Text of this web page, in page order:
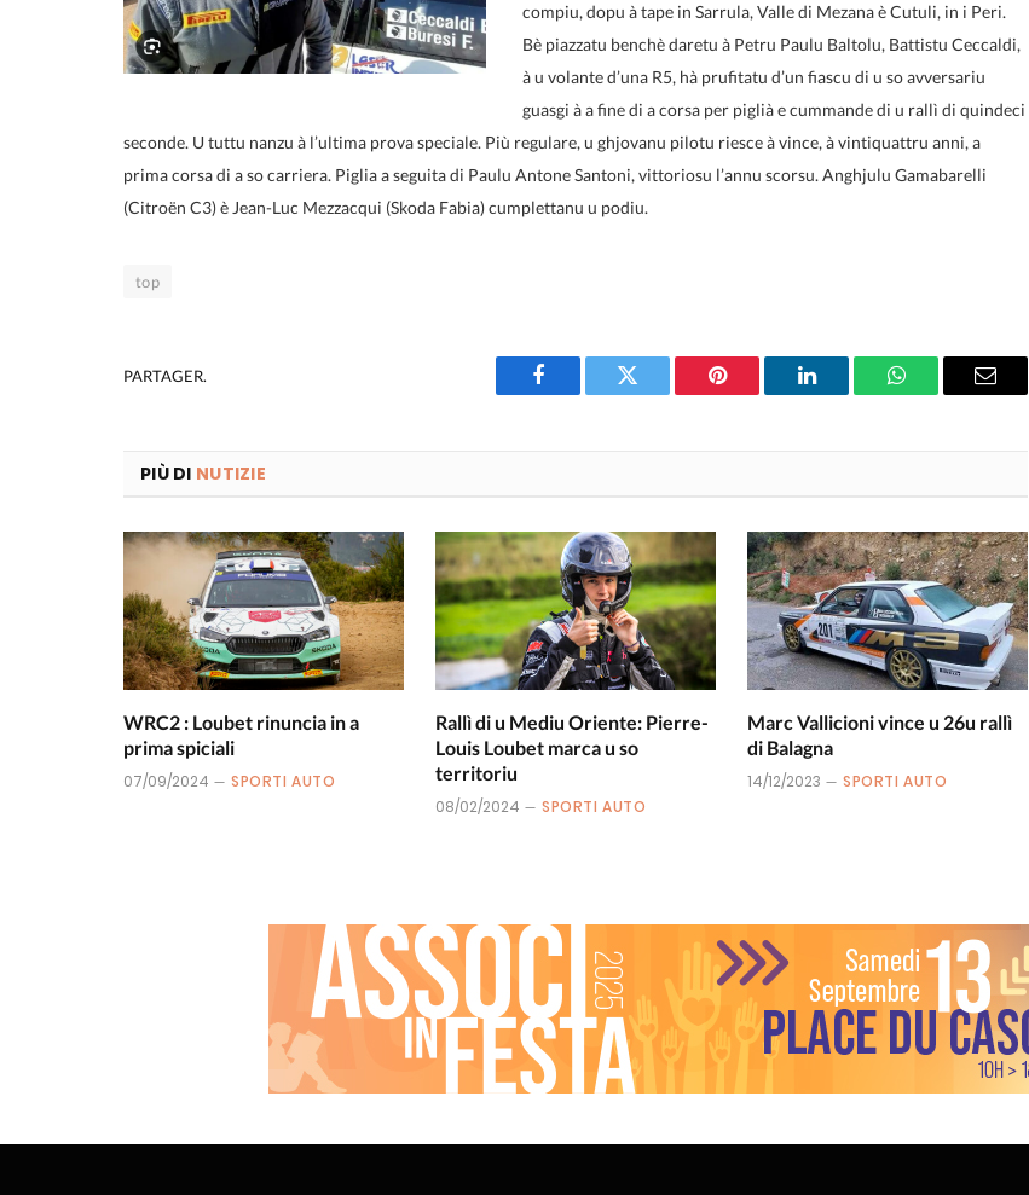
compiu, dopu à tape in Sarrula, Valle di Mezana è Cutuli, in i Peri.
Bè piazzatu benchè daretu à Petru Paulu Baltolu, Battistu Ceccaldi,
à u volante d’una R5, hà prufitatu d’un fiascu di u so avversariu
guasgi à a fine di a corsa per piglià e cummande di u rallì di quindeci
seconde. U tuttu nanzu à l’ultima prova speciale. Più regulare, u ghjovanu pilotu riesce à vince, à vintiquattru anni, a
prima corsa di a so carriera. Piglia a seguita di Paulu Antone Santoni, vittoriosu l’annu scorsu. Anghjulu Gamabarelli
(Citroën C3) è Jean-Luc Mezzacqui (Skoda Fabia) cumplettanu u podiu.
top
PARTAGER.
Facebook Twitter Pinterest LinkedIn WhatsAppEmail
PIÙ DI NUTIZIE
WRC2 : Loubet rinuncia in a
prima spiciali
07/09/2024 SPORTI AUTO
Rallì di u Mediu Oriente: Pierre-
Louis Loubet marca u so
territoriu
08/02/2024 SPORTI AUTO
Marc Vallicioni vince u 26u rallì
di Balagna
14/12/2023 SPORTI AUTO